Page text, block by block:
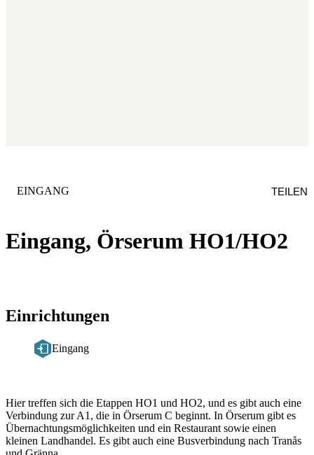
Eingang, Örserum HO1/HO2
KATEGORIE
EINGANG TEILEN
Einrichtungen
Eingang
Hier treffen sich die Etappen HO1 und HO2, und es gibt auch eine
Verbindung zur A1, die in Örserum C beginnt. In Örserum gibt es
Übernachtungsmöglichkeiten und ein Restaurant sowie einen
kleinen Landhandel. Es gibt auch eine Busverbindung nach Tranås